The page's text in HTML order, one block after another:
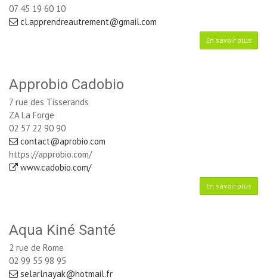
07 45 19 60 10
cl.apprendreautrement@gmail.com
En savoir plus
Approbio Cadobio
7 rue des Tisserands
ZA La Forge
02 57 22 90 90
contact@aprobio.com
https://approbio.com/
www.cadobio.com/
En savoir plus
Aqua Kiné Santé
2 rue de Rome
02 99 55 98 95
selarlnayak@hotmail.fr